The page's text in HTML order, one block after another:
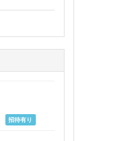
招待有り